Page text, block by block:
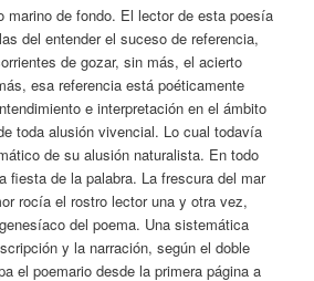
marino de fondo. El lector de esta poesía
del entender el suceso de referencia,
de gozar, sin más, el acierto
esa referencia está poéticamente
e interpretación en el ámbito
toda alusión vivencial. Lo cual todavía
de su alusión naturalista. En todo
fiesta de la palabra. La frescura del mar
rocía el rostro lector una y otra vez,
del poema. Una sistemática
y la narración, según el doble
el poemario desde la primera página a